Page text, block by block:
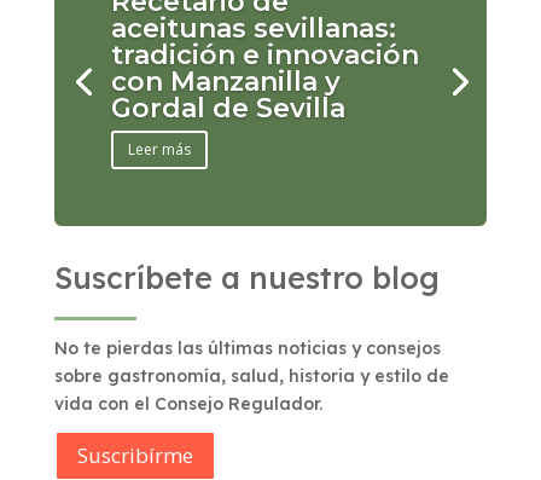
aceitunas sevillanas:
tradición e innovación
con Manzanilla y
Gordal de Sevilla
Leer más
Suscríbete a nuestro blog
No te pierdas las últimas noticias y consejos
sobre gastronomía, salud, historia y estilo de
vida con el Consejo Regulador.
Suscribírme